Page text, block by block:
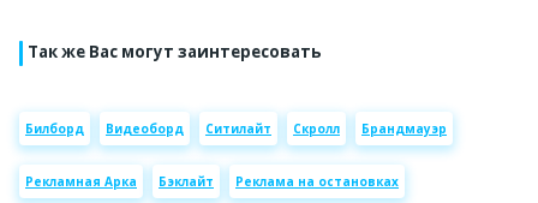
Так же Вас могут заинтересовать
Билборд Видеоборд Ситилайт Скролл Брандмауэр
Рекламная Арка Бэклайт Реклама на остановках